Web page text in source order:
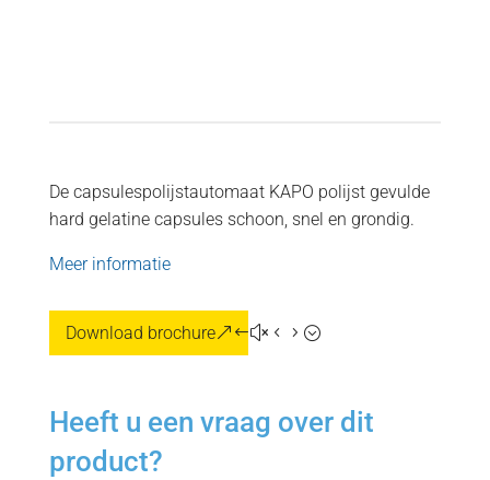
De capsulespolijstautomaat KAPO polijst gevulde
hard gelatine capsules schoon, snel en grondig.
Meer informatie
Download brochure
Heeft u een vraag over dit
product?